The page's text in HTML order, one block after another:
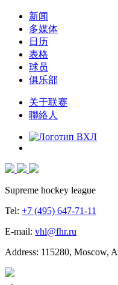
新闻
多媒体
日历
表格
球员
俱乐部
关于联赛
聯絡人
Supreme hockey league
Tel: +7 (495) 647-71-11
E-mail: vhl@fhr.ru
Address: 115280, Moscow,